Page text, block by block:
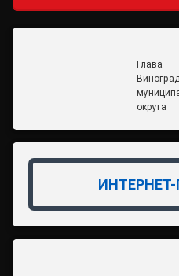
Глава
округа